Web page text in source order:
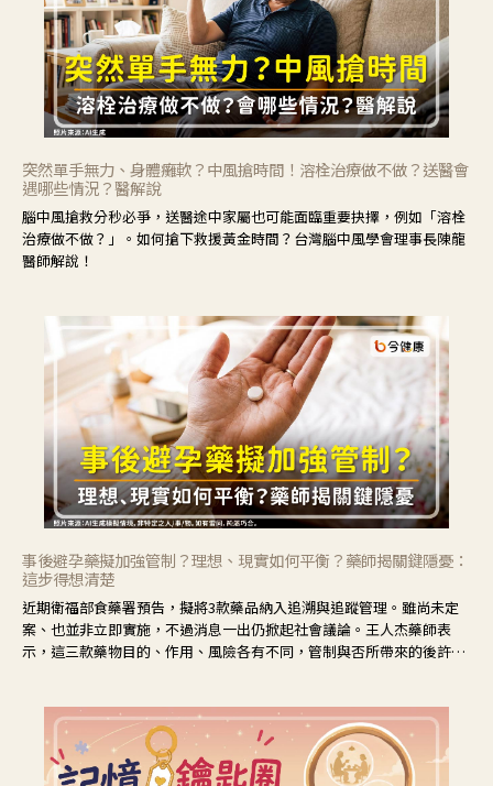
突然單手無力、身體癱軟？中風搶時間！溶栓治療做不做？送醫會
遇哪些情況？醫解說
腦中風搶救分秒必爭，送醫途中家屬也可能面臨重要抉擇，例如「溶栓
治療做不做？」。如何搶下救援黃金時間？台灣腦中風學會理事長陳龍
醫師解說！
事後避孕藥擬加強管制？理想、現實如何平衡？藥師揭關鍵隱憂：
這步得想清楚
近期衛福部食藥署預告，擬將3款藥品納入追溯與追蹤管理。雖尚未定
案、也並非立即實施，不過消息一出仍掀起社會議論。王人杰藥師表
示，這三款藥物目的、作用、風險各有不同，管制與否所帶來的後許影